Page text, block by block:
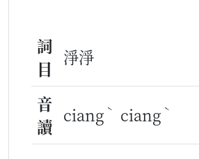
詞
目
淨淨
音
讀
ciang ˋ ciang ˋ